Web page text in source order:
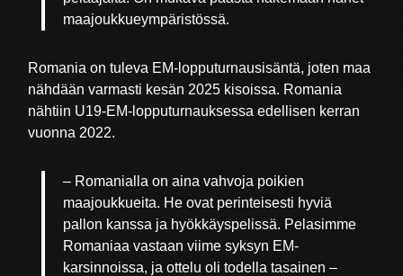
maajoukkueympäristössä.
Romania on tuleva EM-lopputurnausisäntä, joten maa
nähdään varmasti kesän 2025 kisoissa. Romania
nähtiin U19-EM-lopputurnauksessa edellisen kerran
vuonna 2022.
– Romanialla on aina vahvoja poikien
maajoukkueita. He ovat perinteisesti hyviä
pallon kanssa ja hyökkäyspelissä. Pelasimme
Romaniaa vastaan viime syksyn EM-
karsinnoissa, ja ottelu oli todella tasainen –